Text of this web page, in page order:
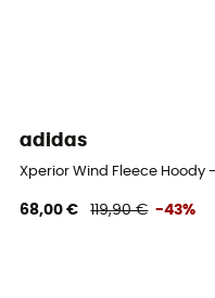
adidas
Xperior Wind Fleece Hoody
68,00 € 119,90 € -43%